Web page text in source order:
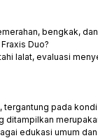
bengkak,
Duo?
lalat, evaluasi
pada
edukasi umum